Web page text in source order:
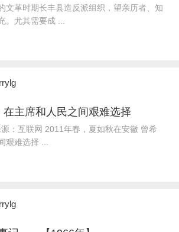
文革时期长丰县造反派组织，望亲历者、知
。尤其需要成 ...
主席和人民之间艰难选择
：互联网 2011年春，夏如秋在安徽 曾希
艰难选择 ...